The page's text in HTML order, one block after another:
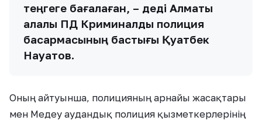
теңгеге бағалаған, – деді Алматы
қалалық ПД Криминалдық полиция
басқармасының бастығы Қуатбек
Науатов.
Оның айтуынша, полицияның арнайы жасақтары
мен Медеу аудандық полиция қызметкерлерінің